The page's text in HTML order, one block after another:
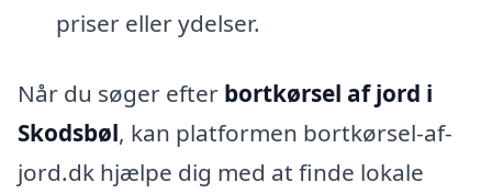
priser eller ydelser.
Når du søger efter bortkørsel af jord i
Skodsbøl, kan platformen bortkørsel-af-
jord.dk hjælpe dig med at finde lokale